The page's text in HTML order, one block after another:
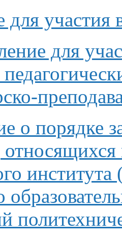
для участия
для
о порядке
относящихся